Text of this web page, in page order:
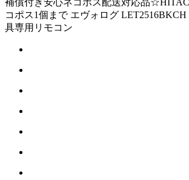
補償付き安心ネコポス配送対応品
コポス1個まで エヴォログ
具専用リモコン